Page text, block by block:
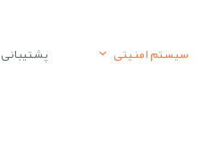
سیستم امنیتی پشتیبانی